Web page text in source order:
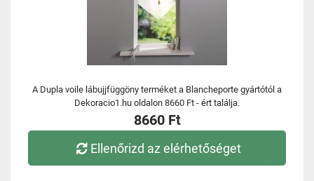
A Dupla voile lábujjfüggöny terméket a Blancheporte gyártótól a
Dekoracio1.hu oldalon 8660 Ft - ért találja.
8660 Ft
Ellenőrizd az elérhetőséget